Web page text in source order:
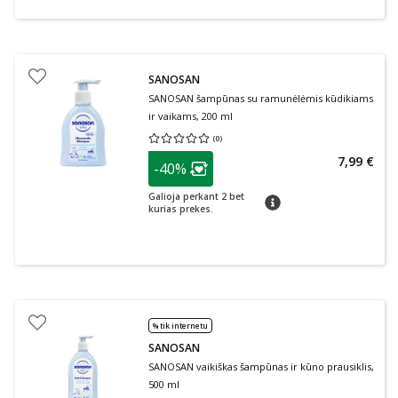
SANOSAN
SANOSAN šampūnas su ramunėlėmis kūdikiams
ir vaikams, 200 ml
(0)
Vidutinis įvertinimas 0.00
patarimas
Lojalumo klubo narių nuolaida
-40%
Galioja perkant 2 bet
kurias prekes.
patarimas
7,99 €
% tik internetu
SANOSAN
SANOSAN vaikiškas šampūnas ir kūno prausiklis,
500 ml